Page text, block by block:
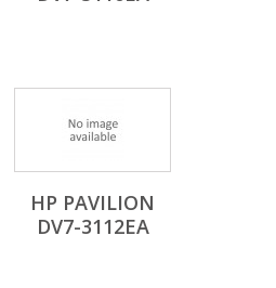
HP PAVILION
DV7-3112EA